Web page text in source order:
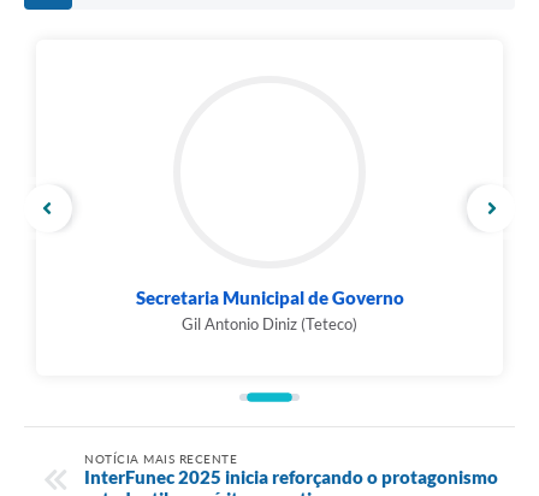
Secretaria Municipal de Governo
Gil Antonio Diniz (Teteco)
NOTÍCIA MAIS RECENTE
InterFunec 2025 inicia reforçando o protagonismo